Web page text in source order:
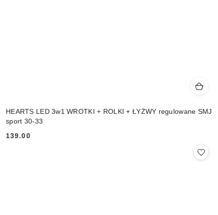
HEARTS LED 3w1 WROTKI + ROLKI + ŁYŻWY regulowane SMJ
sport 30-33
Cena:
139.00